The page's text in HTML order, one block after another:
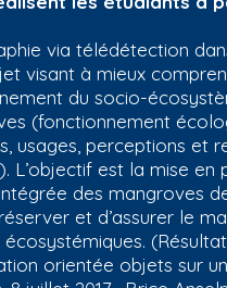
via télédétection
visant à mieux
du socio-
(fonctionnement
usages, perceptions et
L’objectif est la mise en
des mangroves
et d’assurer le
(Résultat
orientée objets sur